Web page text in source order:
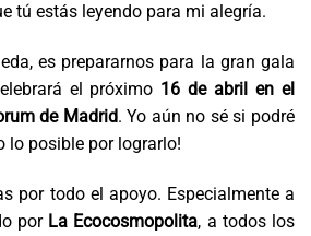
tú estás leyendo para mi alegría.
es prepararnos para la gran gala
el próximo 16 de abril en el
de Madrid. Yo aún no sé si podré
lo posible por lograrlo!
por todo el apoyo. Especialmente a
porLa Ecocosmopolita, a todos los